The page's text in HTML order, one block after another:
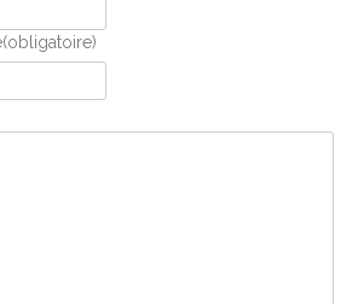
(obligatoire)